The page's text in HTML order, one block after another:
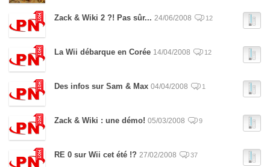
Zack & Wiki 2 ?! Pas sûr... 24/06/2008 12
La Wii débarque en Corée 14/04/2008 12
Des infos sur Sam & Max 04/04/2008 1
Zack & Wiki : une démo! 05/03/2008 9
RE 0 sur Wii cet été !? 27/02/2008 37